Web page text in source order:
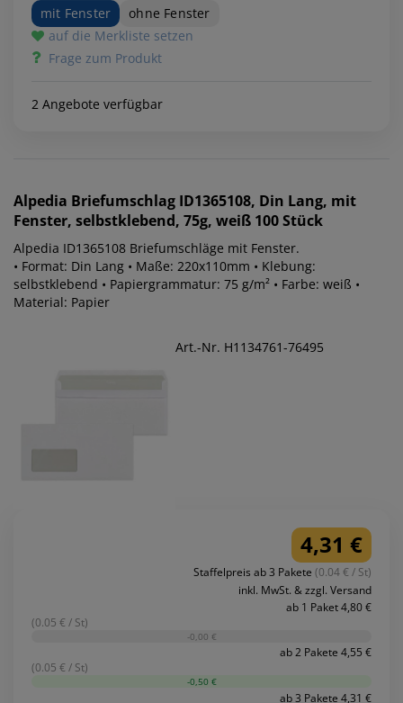
mit Fenster
ohne Fenster
auf die Merkliste setzen
Frage zum Produkt
2 Angebote verfügbar
Alpedia Briefumschlag ID1365108, Din Lang, mit
Fenster, selbstklebend, 75g, weiß 100 Stück
Alpedia ID1365108 Briefumschläge mit Fenster.
• Format: Din Lang • Maße: 220x110mm • Klebung:
selbstklebend • Papiergrammatur: 75 g/m² • Farbe: weiß •
Material: Papier
Art.-Nr. H1134761-76495
4,31 €
Staffelpreis ab 3 Pakete (0.04 € / St)
inkl. MwSt. & zzgl. Versand
ab 1 Paket 4,80 €
(0.05 € / St)
-0,00 €
ab 2 Pakete 4,55 €
(0.05 € / St)
-0,50 €
ab 3 Pakete 4,31 €